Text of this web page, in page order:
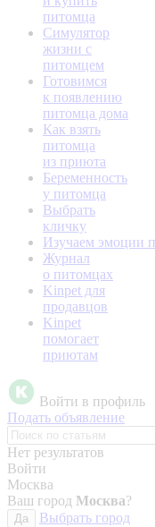
питомца
Симулятор
жизни с
питомцем
Готовимся
к появлению
питомца дома
Как взять
питомца
из приюта
Беременность
у питомца
Выбрать
кличку
Изучаем эмоции
Журнал
о питомцах
Kinpet для
продавцов
Kinpet
помогает
приютам
Войти в профиль
Подать объявление
Нет результатов
Войти
Москва
Ваш город Москва?
Да
Выбрать город